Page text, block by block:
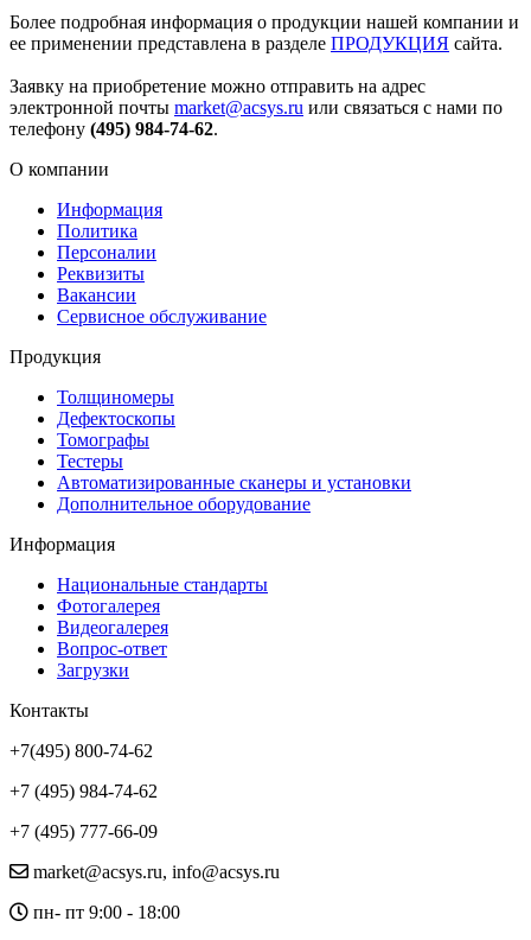
Более подробная информация о продукции нашей компании и
ее применении представлена в разделе ПРОДУКЦИЯ сайта.
Заявку на приобретение можно отправить на адрес
электронной почты market@acsys.ru или связаться с нами по
телефону (495) 984-74-62.
О компании
Информация
Политика
Персоналии
Реквизиты
Вакансии
Сервисное обслуживание
Продукция
Толщиномеры
Дефектоскопы
Томографы
Тестеры
Автоматизированные сканеры и установки
Дополнительное оборудование
Информация
Национальные стандарты
Фотогалерея
Видеогалерея
Вопрос-ответ
Загрузки
Контакты
+7(495) 800-74-62
+7 (495) 984-74-62
+7 (495) 777-66-09
market@acsys.ru, info@acsys.ru
пн- пт 9:00 - 18:00